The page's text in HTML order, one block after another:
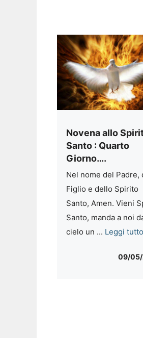
Novena allo
Santo : Quarto
Giorno….
Nel nome del Padre,
Figlio e dello Spirito
Santo, Amen. Vieni
Santo, manda a noi
cielo un ... Leggi tutto
09/